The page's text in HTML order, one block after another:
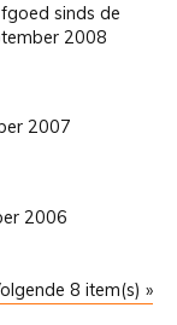
sinds de
2008
2007
2006
8 item(s) »